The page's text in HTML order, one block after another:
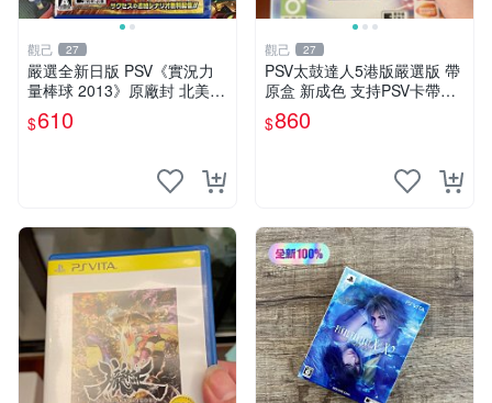
觀己 27
嚴選全新日版 PSV《實況力
量棒球 2013》原廠封 北美未
開箱 實況 力量 棒球
$610
觀己 27
PSV太鼓達人5港版嚴選版 帶
原盒 新成色 支持PSV卡帶無
損讀取 中文遊戲 VOCALOID
曲目豐富 玩法多樣 太鼓達人
$860